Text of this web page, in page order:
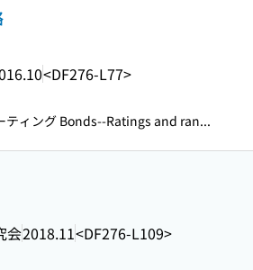
<DF276-L77>
ティング Bonds--Ratings and ran...
会2018.11<DF276-L109>